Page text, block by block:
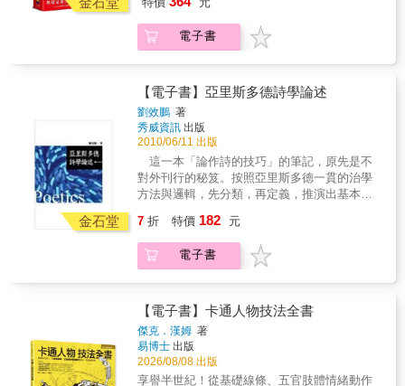
藏自傳，更是一部兼具知識、故事與人文情懷
的印學見聞錄。無論篆刻同好、印石收藏家、
書畫研究者，或關注近代文人交遊與文化史的
度，以及一代文人的風雅餘韻。
的時尚大道，與26位傳奇大師一起璀璨登場，
風華永存 他們，讓時尚誕生了！ 香奈兒，菲拉
格慕，愛馬仕，路易．威登，勞夫．羅倫
在《時尚的誕生》中！ 這是一本時尚與漫畫驚
人的結合！ 至今尚未有其他書籍能將時尚如此
龐大的知識， 以這麼有趣的方式呈現 比電影還
電影的人生故事，透過一格格漫畫在你眼前上
演。 他們打破限制勇敢追夢，他們在創作中苦
吞失敗與被嘲笑， 他們「設計眾人的生活」，
並不是為了讓品牌貴不可攀， 而是為了讓自己
腦中的創意和大眾一起呼吸， 讓衣服飾品等生
活物件，更美觀、更實用、更獨特！ 時尚設計
歷程， 就是時尚設計界的歷史與精神。 透過漫
畫中美麗的圖像與智慧四射的幽默感， 我們可
以， 看見他們探索「真實之美」的熱情， 看見
濃縮成糖果般可口的創作精華， 讓你輕鬆一口
吞下，且餘韻無窮。 《時尚的誕生》結合了圖
像、故事、藝術、勵志、史實， 是前所未有的
新概念時尚教科書！ 本書特色 ＊特色1 用「漫
畫」說26位時尚大師的故事， 如電影分格鏡頭
般將每位大師的人生起伏與創立品牌過程， 以
電子書
金石堂
【電子書】亞里斯多德詩學論述
劉效鵬 著
秀威資訊 出版
2010/06/11 出版
這一本「論作詩的技巧」的筆記，原先是不
對外刊行的秘笈。按照亞里斯多德一貫的治學
方法與邏輯，先分類，再定義，推演出基本元
釋「淨化」，可惜沒有留傳下來，以致有贖
罪、道德、醫療、釐清種種不同的理論學說，
至今未有定論。柏拉圖一方面高估了詩人的模
為藝術品還不如工匠的產品來得真實，距真理
有三層之隔。然而他自己又用了很多精采的神
話、寓言、和比喻等模仿品做智力的遊戲，來
探索超越經驗的真理。其實《柏拉圖對話錄》
就像一齣齣的意念劇，尤其是關於蘇格拉底之
7 折 特價 182 元
電子書
【電子書】卡通人物技法全書
傑克．漢姆 著
易博士 出版
2026/08/08 出版
享譽半世紀！從基礎線條、五官肢體情緒動作